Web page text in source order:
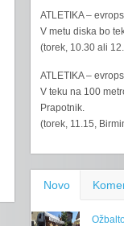
ATLETIKA –
V metu diska bo
(torek, 10.30 ali
ATLETIKA –
V teku na 100
Prapotnik.
(torek, 11.15,
Novo